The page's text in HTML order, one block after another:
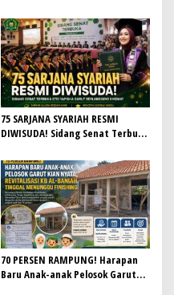
Lapangan Hoki Rusak, Masjid Tak
Lagi Mampu Tampung Jamaah,
Penjualan Seragam Ikut Jadi
Sorotan
75 SARJANA SYARIAH RESMI
DIWISUDA! Sidang Senat Terbuka
Khidmat, Siapkan Lulusan
Berdaya Saing dan Berintegritas
70 PERSEN RAMPUNG! Harapan
Baru Anak-anak Pelosok Garut